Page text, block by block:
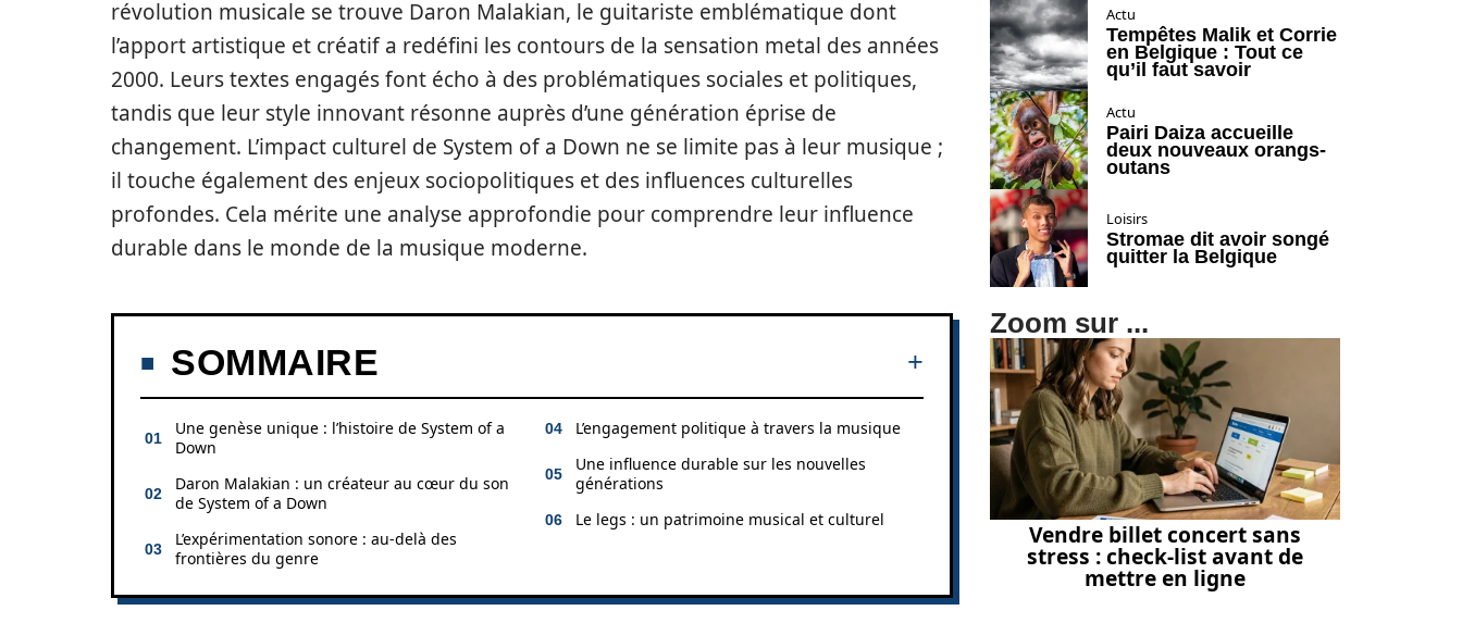
révolution musicale se trouve Daron Malakian, le guitariste emblématique dont
l’apport artistique et créatif a redéfini les contours de la sensation metal des années
2000. Leurs textes engagés font écho à des problématiques sociales et politiques,
tandis que leur style innovant résonne auprès d’une génération éprise de
changement. L’impact culturel de System of a Down ne se limite pas à leur musique ;
il touche également des enjeux sociopolitiques et des influences culturelles
profondes. Cela mérite une analyse approfondie pour comprendre leur influence
durable dans le monde de la musique moderne.
SOMMAIRE
Une genèse unique : l’histoire de System of a
Down
Daron Malakian : un créateur au cœur du son
de System of a Down
L’expérimentation sonore : au-delà des
frontières du genre
L’engagement politique à travers la musique
Une influence durable sur les nouvelles
générations
Le legs : un patrimoine musical et culturel
Actu
Tempêtes Malik et Corrie
en Belgique : Tout ce
qu’il faut savoir
Actu
Pairi Daiza accueille
deux nouveaux orangs-
outans
Loisirs
Stromae dit avoir songé
quitter la Belgique
Zoom sur ...
Vendre billet concert sans
stress : check-list avant de
mettre en ligne